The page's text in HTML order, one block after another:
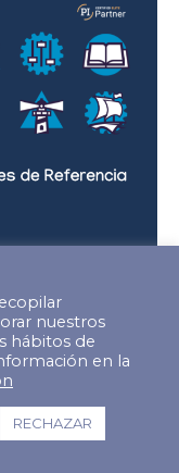
PI,
lista de los
te llevará a
nuestros
hábitos de
en la
RECHAZAR